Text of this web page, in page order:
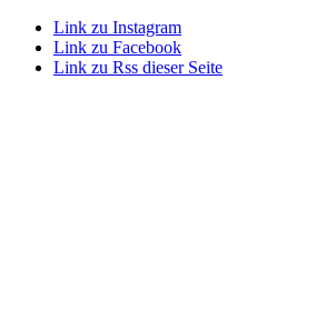
Link zu Instagram
Link zu Facebook
Link zu Rss dieser Seite